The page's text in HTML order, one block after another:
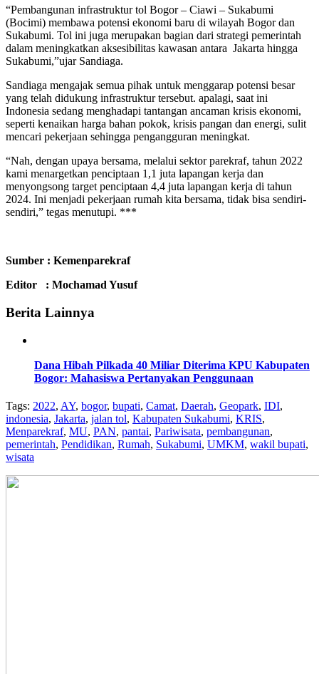
“Pembangunan infrastruktur tol Bogor – Ciawi – Sukabumi
(Bocimi) membawa potensi ekonomi baru di wilayah Bogor dan
Sukabumi. Tol ini juga merupakan bagian dari strategi pemerintah
dalam meningkatkan aksesibilitas kawasan antara Jakarta hingga
Sukabumi,”ujar Sandiaga.
Sandiaga mengajak semua pihak untuk menggarap potensi besar
yang telah didukung infrastruktur tersebut. apalagi, saat ini
Indonesia sedang menghadapi tantangan ancaman krisis ekonomi,
seperti kenaikan harga bahan pokok, krisis pangan dan energi, sulit
mencari pekerjaan sehingga pengangguran meningkat.
“Nah, dengan upaya bersama, melalui sektor parekraf, tahun 2022
kami menargetkan penciptaan 1,1 juta lapangan kerja dan
menyongsong target penciptaan 4,4 juta lapangan kerja di tahun
2024. Ini menjadi pekerjaan rumah kita bersama, tidak bisa sendiri-
sendiri,” tegas menutupi. ***
Sumber : Kemenparekraf
Editor : Mochamad Yusuf
Berita Lainnya
Dana Hibah Pilkada 40 Miliar Diterima KPU Kabupaten
Bogor: Mahasiswa Pertanyakan Penggunaan
Tags: 2022, AY, bogor, bupati, Camat, Daerah, Geopark, IDI,
indonesia, Jakarta, jalan tol, Kabupaten Sukabumi, KRIS,
Menparekraf, MU, PAN, pantai, Pariwisata, pembangunan,
pemerintah, Pendidikan, Rumah, Sukabumi, UMKM, wakil bupati,
wisata